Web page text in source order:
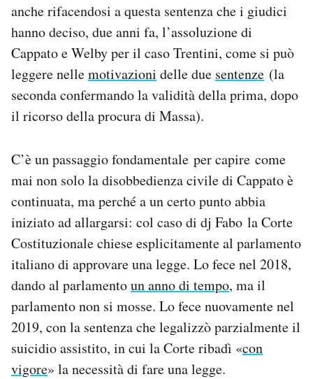
anche rifacendosi a questa sentenza che i giudici
hanno deciso, due anni fa, l’assoluzione di
Cappato e Welby per il caso Trentini, come si può
leggere nellemotivazioni delle due sentenze (la
seconda confermando la validità della prima, dopo
il ricorso della procura di Massa).
C’è un passaggio fondamentale per capire come
mai non solo la disobbedienza civile di Cappato è
continuata, ma perché a un certo punto abbia
iniziato ad allargarsi: col caso di dj Fabo la Corte
Costituzionale chiese esplicitamente al parlamento
italiano di approvare una legge. Lo fece nel 2018,
dando al parlamentoun anno di tempo, ma il
parlamento non si mosse. Lo fece nuovamente nel
2019, con la sentenza che legalizzò parzialmente il
suicidio assistito, in cui la Corte ribadì «con
vigore» la necessità di fare una legge.